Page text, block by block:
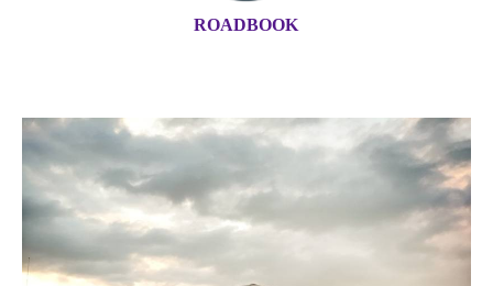
ROADBOOK